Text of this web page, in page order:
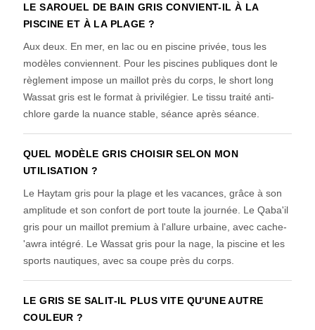
LE SAROUEL DE BAIN GRIS CONVIENT-IL À LA
PISCINE ET À LA PLAGE ?
Aux deux. En mer, en lac ou en piscine privée, tous les
modèles conviennent. Pour les piscines publiques dont le
règlement impose un maillot près du corps, le short long
Wassat gris est le format à privilégier. Le tissu traité anti-
chlore garde la nuance stable, séance après séance.
QUEL MODÈLE GRIS CHOISIR SELON MON
UTILISATION ?
Le Haytam gris pour la plage et les vacances, grâce à son
amplitude et son confort de port toute la journée. Le Qaba'il
gris pour un maillot premium à l'allure urbaine, avec cache-
'awra intégré. Le Wassat gris pour la nage, la piscine et les
sports nautiques, avec sa coupe près du corps.
LE GRIS SE SALIT-IL PLUS VITE QU'UNE AUTRE
COULEUR ?